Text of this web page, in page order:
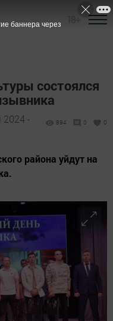
состоялся
2024 -
894 0 0
района уйдут на
баннера через